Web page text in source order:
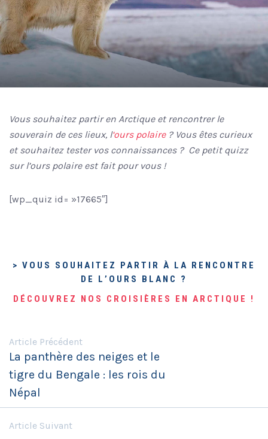
Vous souhaitez partir en Arctique et rencontrer le
souverain de ces lieux, l‘ours polaire? Vous êtes curieux
et souhaitez tester vos connaissances ? Ce petit quizz
sur l’ours polaire est fait pour vous !
[wp_quiz id= »17665″]
> VOUS SOUHAITEZ PARTIR À LA RENCONTRE
DE L’OURS BLANC ?
DÉCOUVREZ NOS CROISIÈRES EN ARCTIQUE !
Article Précédent
La panthère des neiges et le
tigre du Bengale : les rois du
Népal
Article Suivant